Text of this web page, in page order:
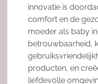
innovatie is
comfort en de
moeder als baby
betrouwbaarheid,
producten, en
liefdevolle